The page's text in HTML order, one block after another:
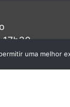
17h30
9h00 às
uma melhor